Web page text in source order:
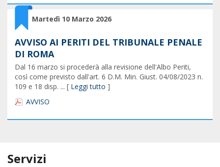
Martedì 10 Marzo 2026
AVVISO AI PERITI DEL TRIBUNALE PENALE
DI ROMA
Dal 16 marzo si procederà alla revisione dell'Albo Periti,
così come previsto dall'art. 6 D.M. Min. Giust. 04/08/2023 n.
109 e 18 disp. ... [ Leggi tutto ]
AVVISO
Servizi